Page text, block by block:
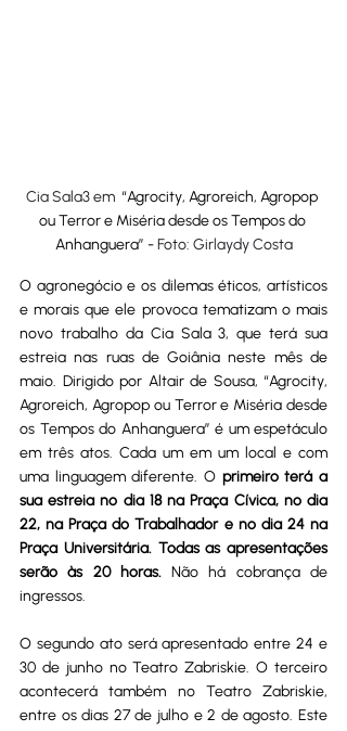
Cia Sala3 em “Agrocity, Agroreich, Agropop
ou Terror e Miséria desde os Tempos do
Anhanguera” - Foto: Girlaydy Costa
O agronegócio e os dilemas éticos, artísticos
e morais que ele provoca tematizam o mais
novo trabalho da Cia Sala 3, que terá sua
estreia nas ruas de Goiânia neste mês de
maio. Dirigido por Altair de Sousa, “Agrocity,
Agroreich, Agropop ou Terror e Miséria desde
os Tempos do Anhanguera” é um espetáculo
em três atos. Cada um em um local e com
uma linguagem diferente. O primeiro terá a
sua estreia no dia 18 na Praça Cívica, no dia
22, na Praça do Trabalhador e no dia 24 na
Praça Universitária. Todas as apresentações
serão às 20 horas. Não há cobrança de
ingressos.
O segundo ato será apresentado entre 24 e
30 de junho no Teatro Zabriskie. O terceiro
acontecerá também no Teatro Zabriskie,
entre os dias 27 de julho e 2 de agosto. Este